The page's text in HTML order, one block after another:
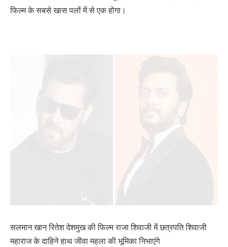
फिल्म के सबसे खास पलों में से एक होगा।
सलमान खान रितेश देशमुख की फिल्म राजा शिवाजी में छत्रपति शिवाजी
महाराज के दाहिने हाथ जीवा महला की भूमिका निभाएंगे